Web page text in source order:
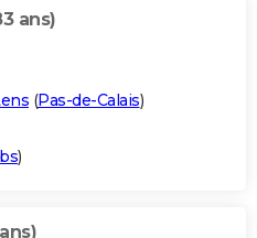
ans)
(Pas-de-Calais)
)